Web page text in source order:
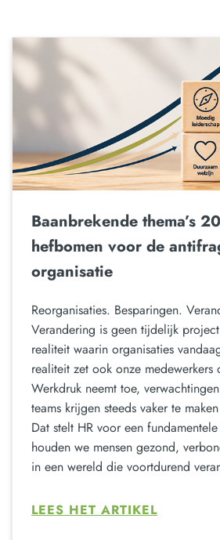
Baanbrekende thema’s
hefbomen voor de
organisatie
Reorganisaties. Besparingen.
Verandering is geen tijdelijk
realiteit waarin organisaties
realiteit zet ook onze medewerkers
Werkdruk neemt toe,
teams krijgen steeds vaker te
Dat stelt HR voor een
houden we mensen gezond,
in een wereld die voortdurend
LEES HET ARTIKEL